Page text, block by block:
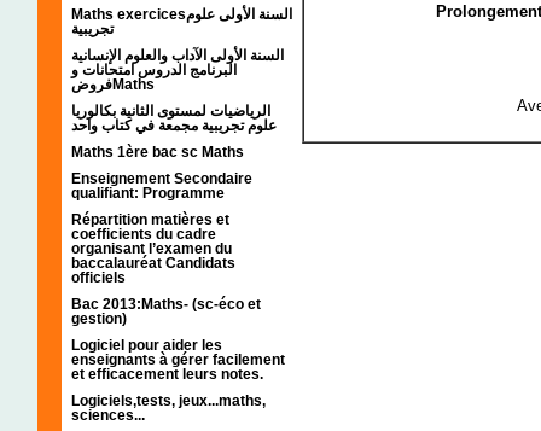
Maths exercicesالسنة الأولى علوم
تجريبية
السنة الأولى الآداب والعلوم الإنسانية
البرنامج الدروس امتحانات و
فروضMaths
الرياضيات لمستوى الثانية بكالوريا
علوم تجريبية مجمعة في كتاب واحد
Maths 1ère bac sc Maths
Enseignement Secondaire
qualifiant: Programme
Répartition matières et
coefficients du cadre
organisant l’examen du
baccalauréat Candidats
officiels
Bac 2013:Maths- (sc-éco et
gestion)
Logiciel pour aider les
enseignants à gérer facilement
et efficacement leurs notes.
Logiciels,tests, jeux...maths,
sciences...